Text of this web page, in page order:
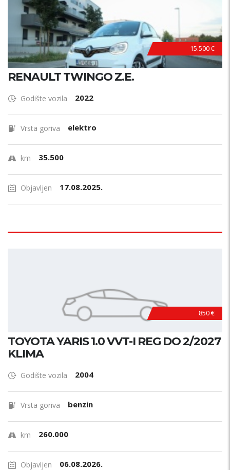
15.500 €
RENAULT TWINGO Z.E.
Godište vozila 2022
Vrsta goriva elektro
km 35.500
Objavljen 17.08.2025.
850 €
TOYOTA YARIS 1.0 VVT-I REG DO 2/2027
KLIMA
Godište vozila 2004
Vrsta goriva benzin
km 260.000
Objavljen 06.08.2026.